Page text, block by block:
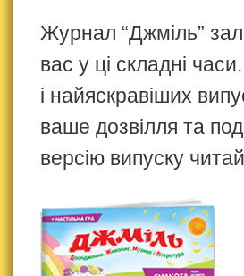
Журнал “Джміль”
вас у ці складні
і найяскравіших
ваше дозвілля та
версію випуску